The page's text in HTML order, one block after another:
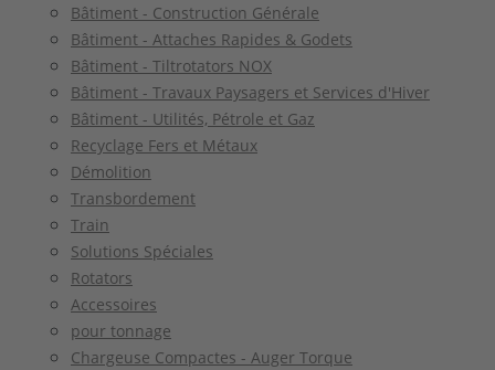
Bâtiment - Construction Générale
Bâtiment - Attaches Rapides & Godets
Bâtiment - Tiltrotators NOX
Bâtiment - Travaux Paysagers et Services d'Hiver
Bâtiment - Utilités, Pétrole et Gaz
Recyclage Fers et Métaux
Démolition
Transbordement
Train
Solutions Spéciales
Rotators
Accessoires
pour tonnage
Chargeuse Compactes - Auger Torque